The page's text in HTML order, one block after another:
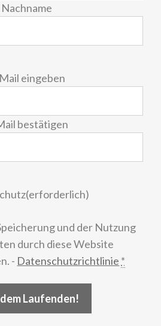
Nachname
eingeben
bestätigen
(erforderlich)
und der Nutzung
durch diese Website
- Datenschutzrichtlinie *
Laufenden!